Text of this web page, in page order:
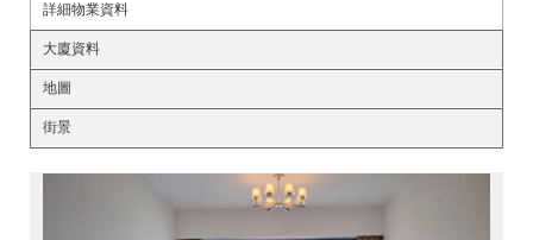
詳細物業資料
大廈資料
地圖
街景